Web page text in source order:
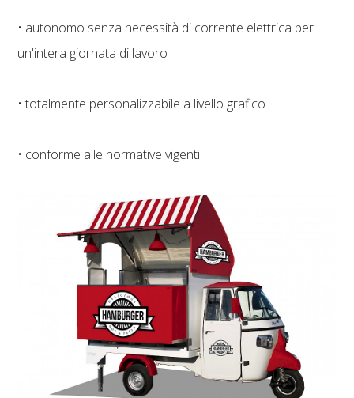
• autonomo senza necessità di corrente elettrica per
un'intera giornata di lavoro
• totalmente personalizzabile a livello grafico
• conforme alle normative vigenti